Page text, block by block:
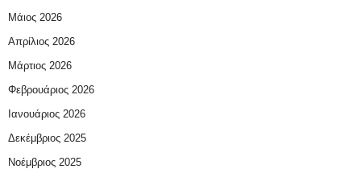
Μάιος 2026
Απρίλιος 2026
Μάρτιος 2026
Φεβρουάριος 2026
Ιανουάριος 2026
Δεκέμβριος 2025
Νοέμβριος 2025